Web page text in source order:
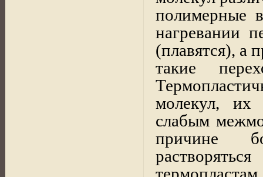
полимерные
нагревании
(плавятся), а
такие
молекул, их
слабым
причине